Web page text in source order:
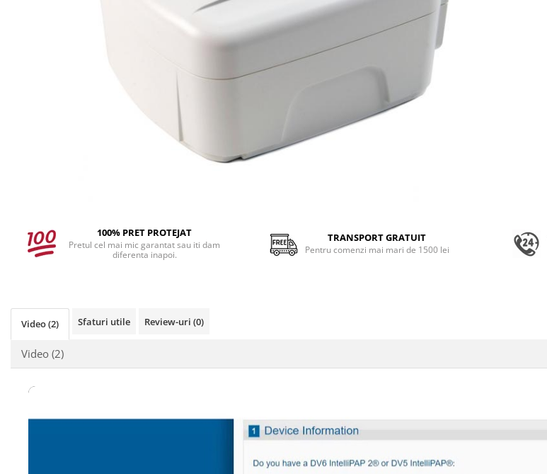
100% PRET PROTEJAT
Pretul cel mai mic garantat sau iti dam
diferenta inapoi.
TRANSPORT GRATUIT
Pentru comenzi mai mari de 1500 lei
Video(2) Sfaturi utile Review-uri (0)
Video (2)